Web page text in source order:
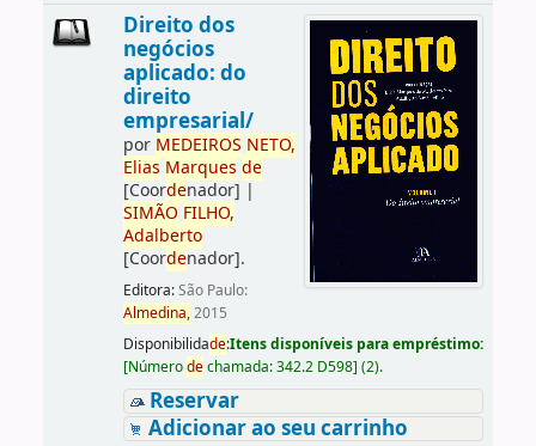
Direito dos
negócios
aplicado: do
direito
empresarial/
por MEDEIROS NETO,
Elias Marques de
[Coordenador] |
SIMÃO FILHO,
Adalberto
[Coordenador].
Editora:São Paulo:
Almedina,2015
Disponibilidade:Itens disponíveis para empréstimo:
[Númerodechamada:342.2 D598] (2).
Reservar
Adicionar ao seu carrinho